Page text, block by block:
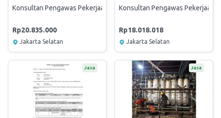
Konsultan Pengawas Pekerjaan Renovasi Griya Mandiri Palbatu III -
Rp20.835.000
Jakarta Selatan
Konsultan Pengawas Pekerjaan
Rp18.018.018
Jakarta Selatan
Jasa Jasa